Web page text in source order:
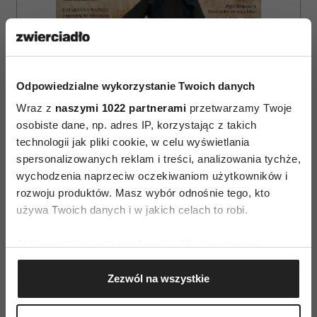
Odpowiedzialne wykorzystanie Twoich danych
Wraz z naszymi 1022 partnerami przetwarzamy Twoje
osobiste dane, np. adres IP, korzystając z takich
technologii jak pliki cookie, w celu wyświetlania
spersonalizowanych reklam i treści, analizowania tychże,
wychodzenia naprzeciw oczekiwaniom użytkowników i
rozwoju produktów. Masz wybór odnośnie tego, kto
używa Twoich danych i w jakich celach to robi.
Gromadzić dane dotyczące Twojej lokalizacji
geograficznej z dokładnością nawet do kilku metrów
Identyfikować Twoje urządzenie, aktywnie
Zezwól na wszystkie
ZAMÓW